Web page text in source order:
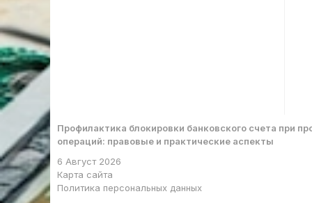
Профилактика блокировки банковского счета при
операций: правовые и практические аспекты
6 Август 2026
Карта сайта
Политика персональных данных